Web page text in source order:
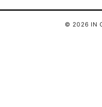
© 2026 IN